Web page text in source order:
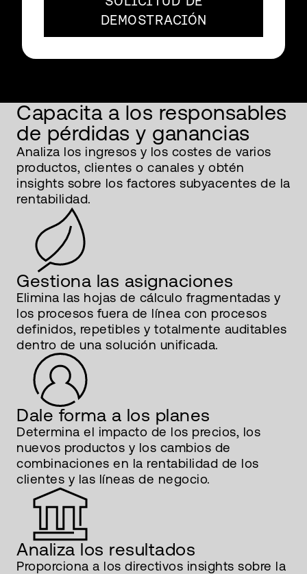
DEMOSTRACIÓN
Capacita a los responsables
de pérdidas y ganancias
Analiza los ingresos y los costes de varios
productos, clientes o canales y obtén
insights sobre los factores subyacentes de la
rentabilidad.
Gestiona las asignaciones
Elimina las hojas de cálculo fragmentadas y
los procesos fuera de línea con procesos
definidos, repetibles y totalmente auditables
dentro de una solución unificada.
Dale forma a los planes
Determina el impacto de los precios, los
nuevos productos y los cambios de
combinaciones en la rentabilidad de los
clientes y las líneas de negocio.
Analiza los resultados
Proporciona a los directivos insights sobre la